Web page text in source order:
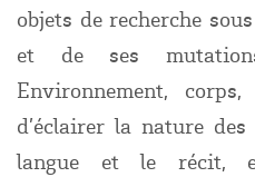
objets de recherche
et de ses
Environnement,
d’éclairer la nature
langue et le récit,